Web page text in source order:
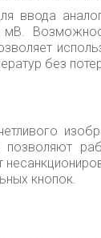
ввода
без
кнопок.